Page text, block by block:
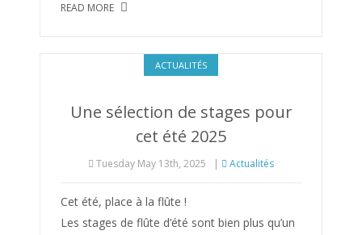
READ MORE
ACTUALITÉS
Une sélection de stages pour
cet été 2025
Tuesday May 13th, 2025 | Actualités
Cet été, place à la flûte !
Les stages de flûte d’été sont bien plus qu’un